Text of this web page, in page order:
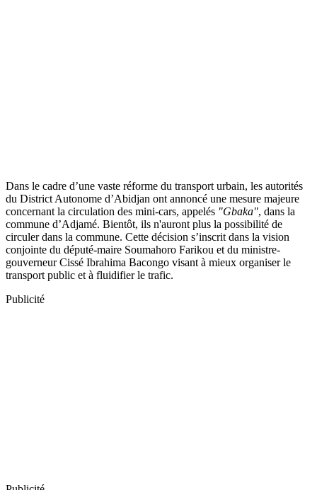
Dans le cadre d’une vaste réforme du transport urbain, les autorités
du District Autonome d’Abidjan ont annoncé une mesure majeure
concernant la circulation des mini-cars, appelés "Gbaka", dans la
commune d’Adjamé. Bientôt, ils n'auront plus la possibilité de
circuler dans la commune. Cette décision s’inscrit dans la vision
conjointe du député-maire Soumahoro Farikou et du ministre-
gouverneur Cissé Ibrahima Bacongo visant à mieux organiser le
transport public et à fluidifier le trafic.
Publicité